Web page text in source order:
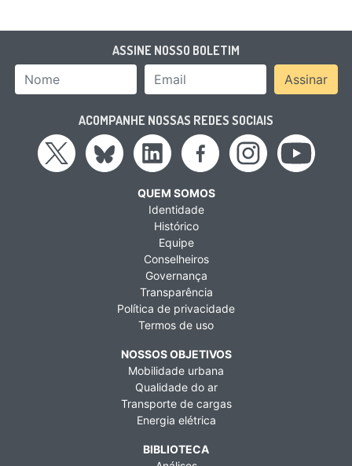
ASSINE NOSSO BOLETIM
Email AddressAssinar
ACOMPANHE NOSSAS REDES SOCIAIS
QUEM SOMOS
Identidade
Histórico
Equipe
Conselheiros
Governança
Transparência
Política de privacidade
Termos de uso
NOSSOS OBJETIVOS
Mobilidade urbana
Qualidade do ar
Transporte de cargas
Energia elétrica
BIBLIOTECA